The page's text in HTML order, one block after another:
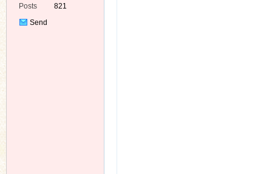
Posts
821
Send